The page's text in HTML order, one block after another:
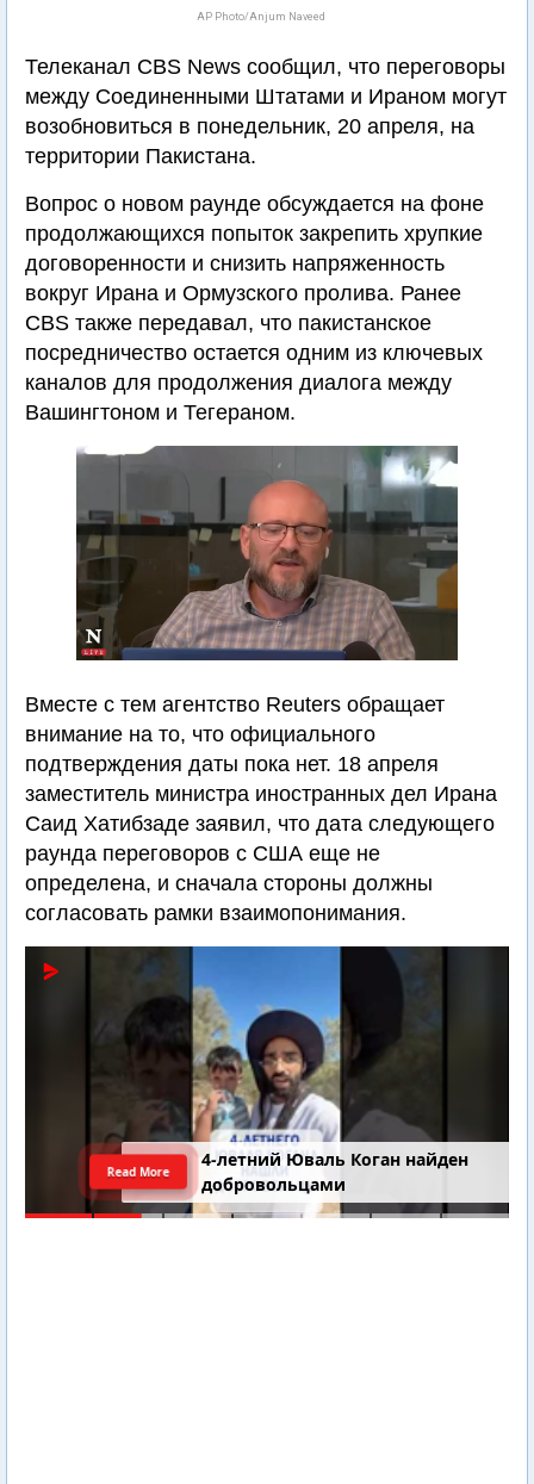
AP Photo/Anjum Naveed
Телеканал CBS News сообщил, что переговоры
между Соединенными Штатами и Ираном могут
возобновиться в понедельник, 20 апреля, на
территории Пакистана.
Вопрос о новом раунде обсуждается на фоне
продолжающихся попыток закрепить хрупкие
договоренности и снизить напряженность
вокруг Ирана и Ормузского пролива. Ранее
CBS также передавал, что пакистанское
посредничество остается одним из ключевых
каналов для продолжения диалога между
Вашингтоном и Тегераном.
Вместе с тем агентство Reuters обращает
внимание на то, что официального
подтверждения даты пока нет. 18 апреля
заместитель министра иностранных дел Ирана
Саид Хатибзаде заявил, что дата следующего
раунда переговоров с США еще не
определена, и сначала стороны должны
согласовать рамки взаимопонимания.
4-летний Юваль Коган найден
добровольцами
Read More